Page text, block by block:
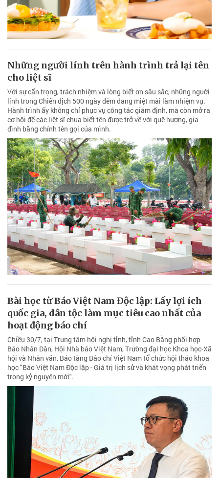
Những người lính trên hành trình trả lại tên
cho liệt sĩ
Với sự cẩn trọng, trách nhiệm và lòng biết ơn sâu sắc, những người
lính trong Chiến dịch 500 ngày đêm đang miệt mài làm nhiệm vụ.
Hành trình ấy không chỉ phục vụ công tác giám định, mà còn mở ra
cơ hội để các liệt sĩ chưa biết tên được trở về với quê hương, gia
đình bằng chính tên gọi của mình.
Bài học từ Báo Việt Nam Độc lập: Lấy lợi ích
quốc gia, dân tộc làm mục tiêu cao nhất của
hoạt động báo chí
Chiều 30/7, tại Trung tâm hội nghị tỉnh, tỉnh Cao Bằng phối hợp
Báo Nhân Dân, Hội Nhà báo Việt Nam, Trường đại học Khoa học-Xã
hội và Nhân văn, Bảo tàng Báo chí Việt Nam tổ chức hội thảo khoa
học "Báo Việt Nam Độc lập - Giá trị lịch sử và khát vọng phát triển
trong kỷ nguyên mới".